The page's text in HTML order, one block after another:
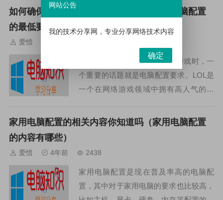
电脑配置价格的变化趋势，也是很有必要
的。一、处理器价格处...
如何确保电脑配置达到LOL的最低要求（电脑配置
的最低要求是什么）
爱惜
当我们讨论LOL（英雄联盟）游戏时，一
个重要的话题就是电脑配置要求。LOL是
一个在网络游戏领域中拥有高人气的网
好的游戏体验，我们必须确保电脑配置达
家用电脑配置的相关内容你知道吗（家用电脑配置
的内容有哪些）
爱惜 4年前 2438
家用电脑配置是现在普及率高的电脑配
置，其中对于家用电脑的要求也比较高，
网站公告
我的技术分享网，专业分享网络技术内容
确定